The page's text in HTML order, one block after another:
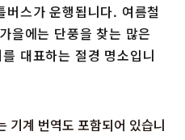
스가 운행됩니다. 여름철
을에는 단풍을 찾는 많은
대표하는 절경 명소입니
기계 번역도 포함되어 있습니